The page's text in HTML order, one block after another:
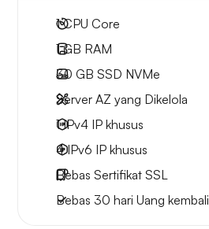
1CPU Core
1 GB RAM
30 GB SSD NVMe
Server AZ yang Dikelola
1 IPv4 IP khusus
4 IPv6 IP khusus
Bebas Sertifikat SSL
Bebas 30 hari Uang kembali